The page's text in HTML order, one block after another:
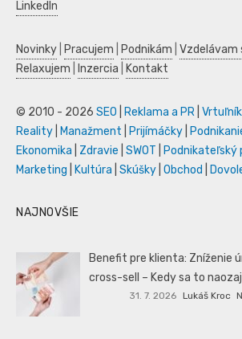
LinkedIn
Novinky Pracujem Podnikám Vzdelávam
Relaxujem
Inzercia Kontakt
© 2010 - 2026 SEO Reklama a PR
Reality
Manažment Prijímáčky
Ekonomika
Zdravie SWOT Podnikateľský
Marketing
Kultúra Skúšky Obchod
NAJNOVŠIE
Benefit pre klienta: Zníženie
cross-sell – Kedy sa to
31. 7. 2026 Lukáš Kroc